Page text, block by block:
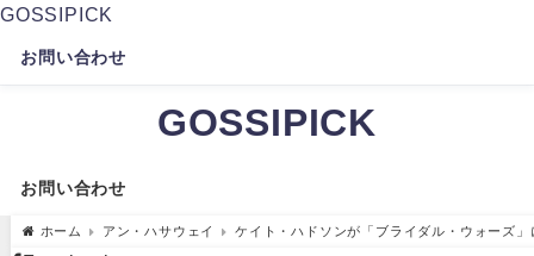
GOSSIPICK
お問い合わせ
GOSSIPICK
お問い合わせ
ホーム アン・ハサウェイ ケイト・ハドソンが「ブライダル・ウォーズ